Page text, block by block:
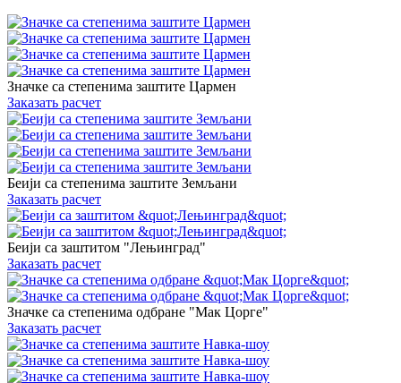
Значке са степенима заштите Цармен
Заказать расчет
Беији са степенима заштите Земљани
Заказать расчет
Беији са заштитом "Лењинград"
Заказать расчет
Значке са степенима одбране "Мак Цорге"
Заказать расчет